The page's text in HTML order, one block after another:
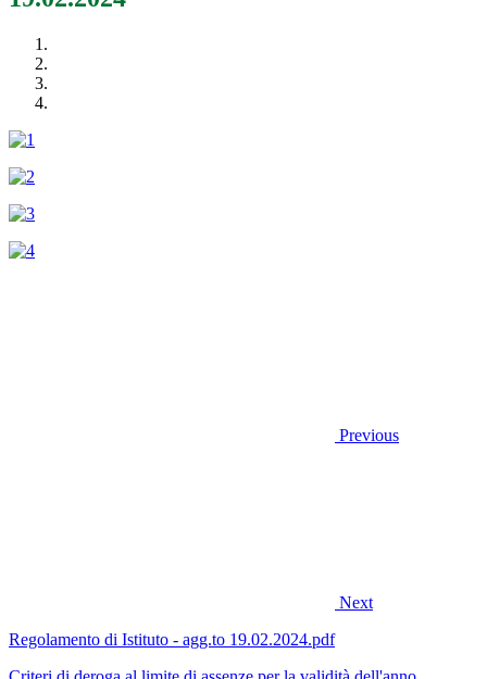
Previous
Next
Regolamento di Istituto - agg.to 19.02.2024.pdf